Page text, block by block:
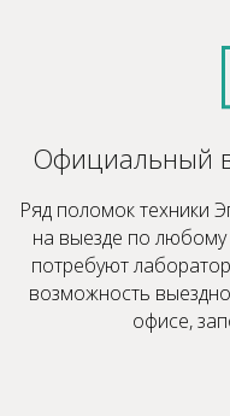
Официальный
Ряд поломок техники
на выезде по любому
потребуют
возможность
офисе,